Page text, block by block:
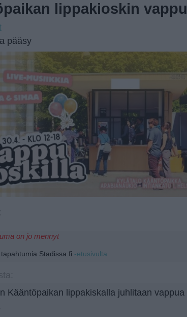
lippakioskin vappu
pääsy
on jo mennyt
Stadissa.fi -etusivulta.
Kääntöpaikan lippakiskalla juhlitaan vappua